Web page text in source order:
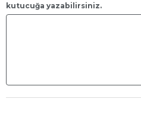
kutucuğa yazabilirsiniz.